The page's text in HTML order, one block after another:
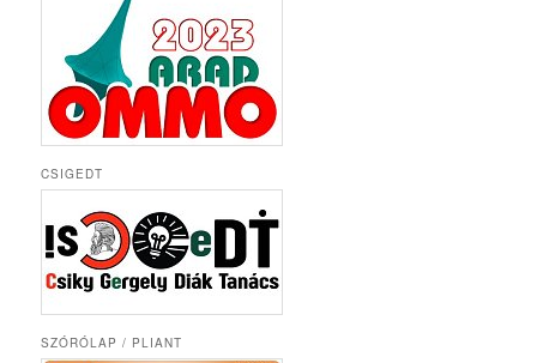
CSIGEDT
SZÓRÓLAP / PLIANT